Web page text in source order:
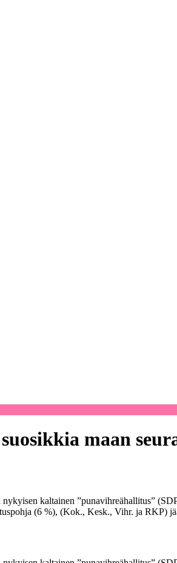
maan
kaltainen ”punavihreähallitus”
(6 %), (Kok., Kesk., Vihr. ja RKP)